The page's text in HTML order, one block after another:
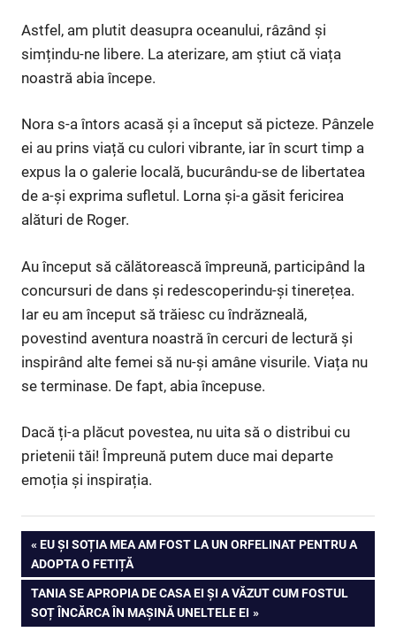
Astfel, am plutit deasupra oceanului, râzând și
simțindu-ne libere. La aterizare, am știut că viața
noastră abia începe.
Nora s-a întors acasă și a început să picteze. Pânzele
ei au prins viață cu culori vibrante, iar în scurt timp a
expus la o galerie locală, bucurându-se de libertatea
de a-și exprima sufletul. Lorna și-a găsit fericirea
alături de Roger.
Au început să călătorească împreună, participând la
concursuri de dans și redescoperindu-și tinerețea.
Iar eu am început să trăiesc cu îndrăzneală,
povestind aventura noastră în cercuri de lectură și
inspirând alte femei să nu-și amâne visurile. Viața nu
se terminase. De fapt, abia începuse.
Dacă ți-a plăcut povestea, nu uita să o distribui cu
prietenii tăi! Împreună putem duce mai departe
emoția și inspirația.
Navigare
în
articole
PREVIOUS
POST:
EU ȘI SOȚIA MEA AM FOST LA UN ORFELINAT PENTRU A
ADOPTA O FETIȚĂ
NEXT
POST:
TANIA SE APROPIA DE CASA EI ȘI A VĂZUT CUM FOSTUL
SOȚ ÎNCĂRCA ÎN MAȘINĂ UNELTELE EI